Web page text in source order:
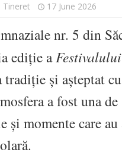
Tineret 17 June 2026
nr. 5 din
ediție a
tradiție și așteptat
a fost una de
și momente care